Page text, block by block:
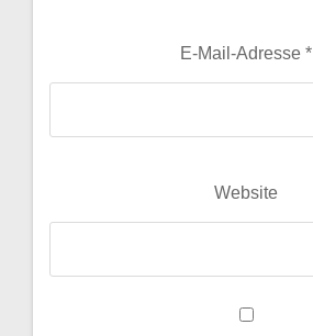
E-Mail-Adresse *
Website